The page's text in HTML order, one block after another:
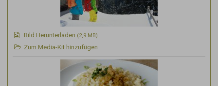
Bild Herunterladen (2,9 MB)
Zum Media-Kit hinzufügen